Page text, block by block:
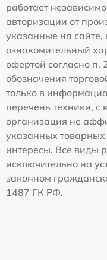
работает
авторизации от
указанные на сайте,
ознакомительный
офертой согласно п.
обозначения
только в
перечень техники,
организация не
указанных товарных
интересы. Все виды
исключительно на
законном
1487 ГК РФ.